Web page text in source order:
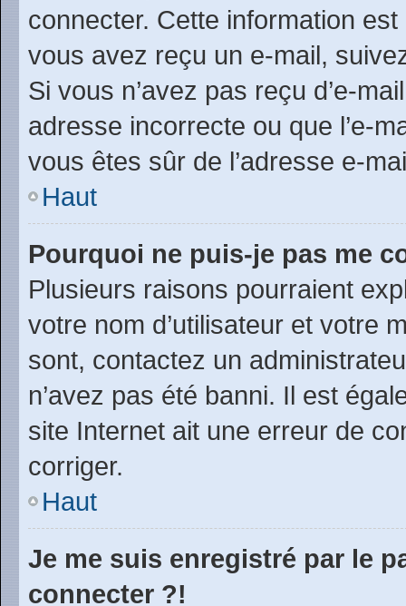
connecter. Cette information
vous avez reçu un e-mail,
Si vous n’avez pas reçu d’e-
adresse incorrecte ou que l’e-
vous êtes sûr de l’adresse e-
Haut
Pourquoi ne puis-je pas me
Plusieurs raisons pourraient
votre nom d’utilisateur et votre
sont, contactez un
n’avez pas été banni. Il est
site Internet ait une erreur de
corriger.
Haut
Je me suis enregistré par le
connecter ?!